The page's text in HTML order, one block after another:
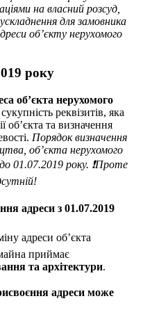
на власний розсуд,
для замовника
об’єкту нерухомого
року
об’єкта нерухомого
реквізитів, яка
об’єкта та визначення
Порядок визначення
об’єкта нерухомого
01.07.2019 року. ❗️Проте
адреси з 01.07.2019
адреси об’єкта
приймає
та архітектури.
адреси може